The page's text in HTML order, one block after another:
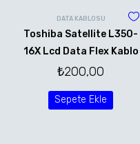
DATA KABLOSU
Toshiba Satellite L350-
16X Lcd Data Flex Kablo
₺200,00
Sepete Ekle